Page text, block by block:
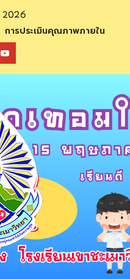
2026
การประเมินคุณภาพภายใน
Youtube